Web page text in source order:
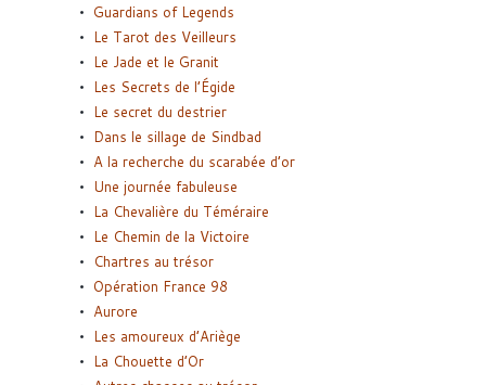
Guardians of Legends
Le Tarot des Veilleurs
Le Jade et le Granit
Les Secrets de l’Égide
Le secret du destrier
Dans le sillage de Sindbad
A la recherche du scarabée d’or
Une journée fabuleuse
La Chevalière du Téméraire
Le Chemin de la Victoire
Chartres au trésor
Opération France 98
Aurore
Les amoureux d’Ariège
La Chouette d’Or